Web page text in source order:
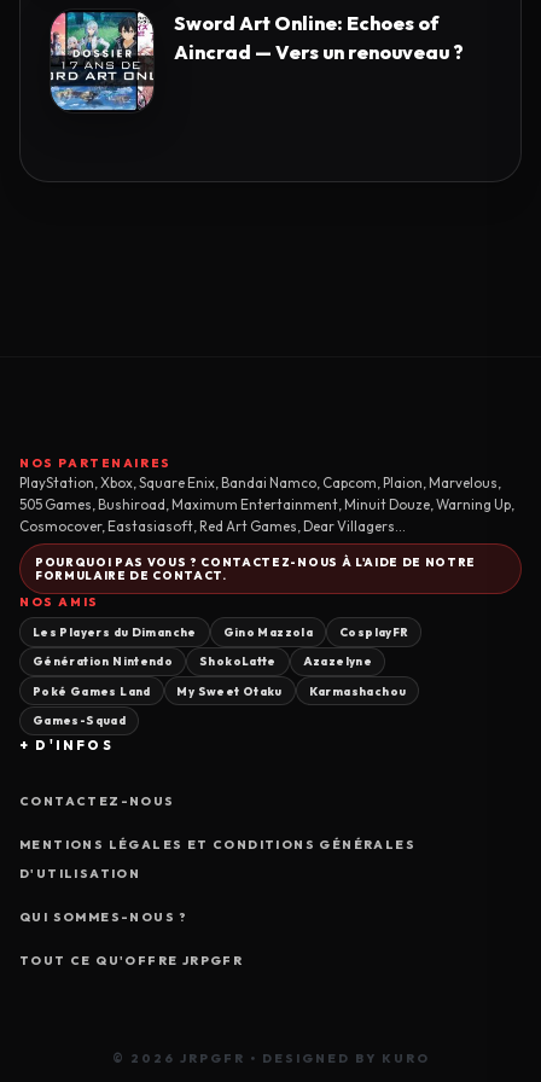
Sword Art Online: Echoes of
Aincrad — Vers un renouveau ?
NOS PARTENAIRES
PlayStation, Xbox, Square Enix, Bandai Namco, Capcom, Plaion, Marvelous,
505 Games, Bushiroad, Maximum Entertainment, Minuit Douze, Warning Up,
Cosmocover, Eastasiasoft, Red Art Games, Dear Villagers...
POURQUOI PAS VOUS ? CONTACTEZ-NOUS À L'AIDE DE NOTRE
FORMULAIRE DE CONTACT.
NOS AMIS
Les Players du Dimanche Gino Mazzola CosplayFR
Génération Nintendo ShokoLatte Azazelyne
Poké Games Land My Sweet Otaku Karmashachou
Games-Squad
+ D'INFOS
CONTACTEZ-NOUS
MENTIONS LÉGALES ET CONDITIONS GÉNÉRALES
D'UTILISATION
QUI SOMMES-NOUS ?
TOUT CE QU'OFFRE JRPGFR
© 2026 JRPGFR • DESIGNED BY KURO